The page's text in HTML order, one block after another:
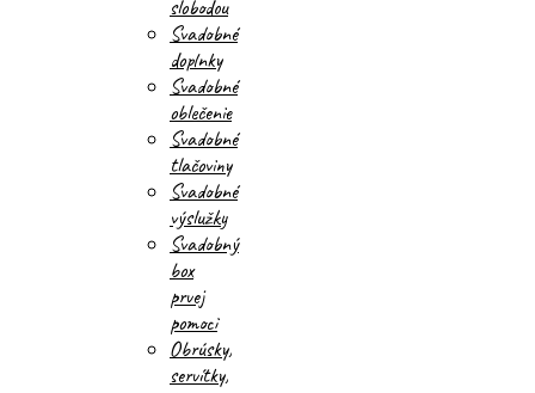
slobodou
Svadobné
doplnky
Svadobné
oblečenie
Svadobné
tlačoviny
Svadobné
výslužky
Svadobný
box
prvej
pomoci
Obrúsky,
servítky,